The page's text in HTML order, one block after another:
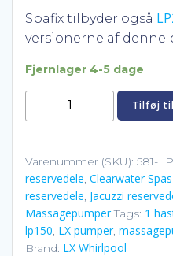
var:
kr.
Spafix tilbyder også
versionerne af denne
Fjernlager 4-5 dage
massagepumpe
1.5
HP
1
hastighed
antal
Tilføj
Varenummer (SKU): 581-
reservedele, Clearwater
reservedele, Jacuzzi
Massagepumper Tags: 1
lp150, LX pumper,
Brand: LX Whirlpool